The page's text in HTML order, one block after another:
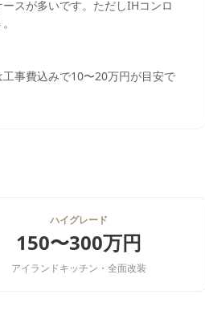
スが多いです。ただしIHコンロ
事費込みで10〜20万円が目安で
ハイグレード
150〜300万円
アイランドキッチン・全面改装